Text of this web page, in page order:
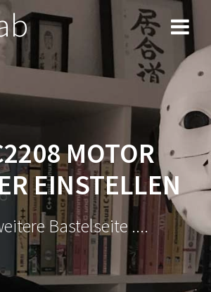
Inhalt
MOTOR
EINSTELLEN
Bastelseite ....